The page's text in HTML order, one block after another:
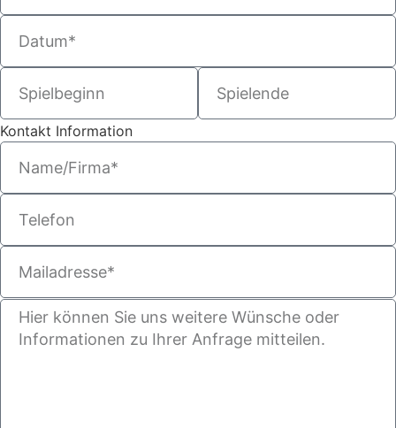
Kontakt Information